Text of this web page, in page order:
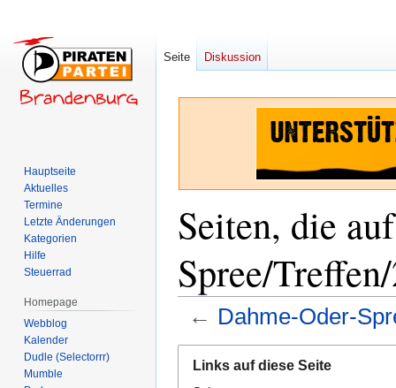
Seiten, die
Spree/
← Dahme-Oder-
Navigation
Suche
Links auf diese Seite
Seite Diskussion
Hauptseite
Aktuelles
Termine
Letzte Änderungen
Kategorien
Hilfe
Steuerrad
Homepage
Webblog
Kalender
Dudle (Selectorrr)
Mumble